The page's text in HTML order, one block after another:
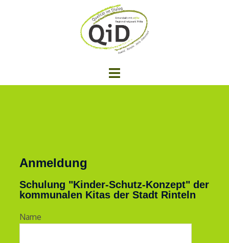
Anmeldung
Schulung "Kinder-Schutz-Konzept" der
kommunalen Kitas der Stadt Rinteln
Name